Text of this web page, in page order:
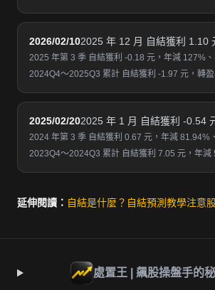
2026/02/102025 年 12 月 自結獲利 1.10
2025 年第 3 季 自結獲利 -0.18 元，年減 127%
2024Q4～2025Q3 累計 自結獲利 -1.97 元，轉
2025/02/202025 年 1 月 自結獲利 -0.54
2024 年第 3 季 自結獲利 0.67 元，年減 81.94%
2023Q4～2024Q3 累計 自結獲利 7.05 元，年減
延伸閱讀： 自結是什麼？ 自結預測教學注意
處置王 | 飆股操盤手的